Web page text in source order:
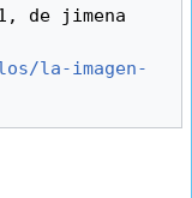
de jimena
la-imagen-